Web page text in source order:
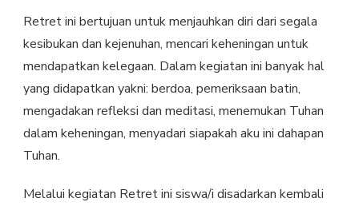
Retret ini bertujuan untuk menjauhkan diri dari segala
kesibukan dan kejenuhan, mencari keheningan untuk
mendapatkan kelegaan. Dalam kegiatan ini banyak hal
yang didapatkan yakni: berdoa, pemeriksaan batin,
mengadakan refleksi dan meditasi, menemukan Tuhan
dalam keheningan, menyadari siapakah aku ini dahapan
Tuhan.
Melalui kegiatan Retret ini siswa/i disadarkan kembali